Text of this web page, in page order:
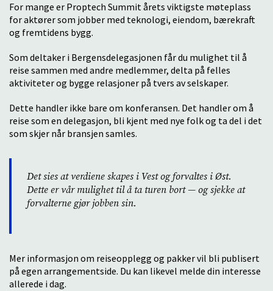
For mange er Proptech Summit årets viktigste møteplass
for aktører som jobber med teknologi, eiendom, bærekraft
og fremtidens bygg.
Som deltaker i Bergensdelegasjonen får du mulighet til å
reise sammen med andre medlemmer, delta på felles
aktiviteter og bygge relasjoner på tvers av selskaper.
Dette handler ikke bare om konferansen. Det handler om å
reise som en delegasjon, bli kjent med nye folk og ta del i det
som skjer når bransjen samles.
Det sies at verdiene skapes i Vest og forvaltes i Øst.
Dette er vår mulighet til å ta turen bort — og sjekke at
forvalterne gjør jobben sin.
Mer informasjon om reiseopplegg og pakker vil bli publisert
på egen arrangementside. Du kan likevel melde din interesse
allerede i dag.